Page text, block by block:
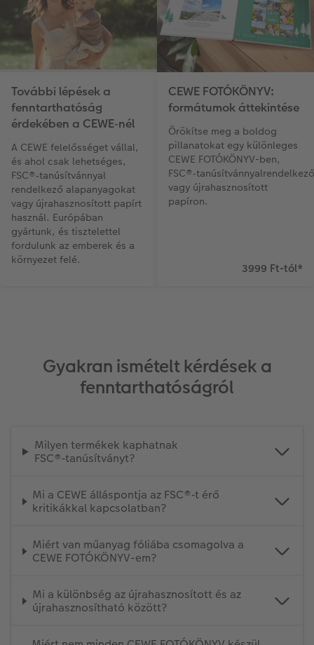
További lépések a
fenntarthatóság
érdekében a CEWE‑nél
A CEWE felelősséget vállal,
és ahol csak lehetséges,
FSC®‑tanúsítvánnyal
rendelkező alapanyagokat
vagy újrahasznosított papírt
használ. Európában
gyártunk, és tisztelettel
fordulunk az emberek és a
környezet felé.
CEWE FOTÓKÖNYV:
formátumok áttekintése
Örökítse meg a boldog
pillanatokat egy különleges
CEWE FOTÓKÖNYV-ben,
FSC®‑tanúsítvánnyalrendelkező
vagy újrahasznosított
papíron.
3999 Ft-tól*
Gyakran ismételt kérdések a
fenntarthatóságról
Milyen termékek kaphatnak
FSC®‑tanúsítványt?
Mi a CEWE álláspontja az FSC®‑t érő
kritikákkal kapcsolatban?
Miért van műanyag fóliába csomagolva a
CEWE FOTÓKÖNYV-em?
Mi a különbség az újrahasznosított és az
újrahasznosítható között?